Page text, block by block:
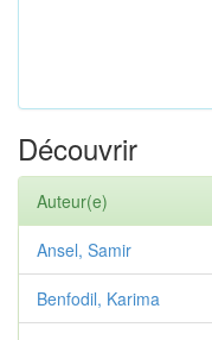
Découvrir
Auteur(e)
Ansel, Samir
Benfodil, Karima